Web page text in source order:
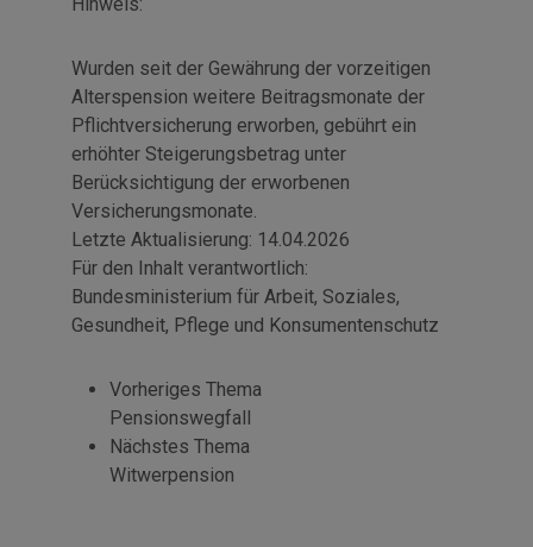
Wurden seit der Gewährung der vorzeitigen
Alterspension weitere Beitragsmonate der
Pflichtversicherung erworben, gebührt ein
erhöhter Steigerungsbetrag unter
Berücksichtigung der erworbenen
Versicherungsmonate.
Letzte Aktualisierung: 14.04.2026
Für den Inhalt verantwortlich:
Bundesministerium für Arbeit, Soziales,
Gesundheit, Pflege und Konsumentenschutz
Vorheriges Thema
Pensionswegfall
Nächstes Thema
Witwerpension